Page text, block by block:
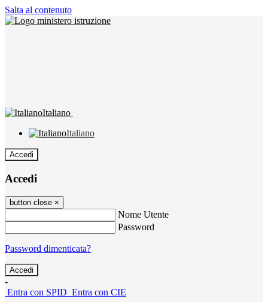
Salta al contenuto
Italiano
Italiano
Accedi
Accedi
button close ×
Nome Utente
Password
Password dimenticata?
-
Entra con SPID Entra con CIE